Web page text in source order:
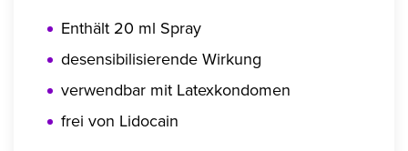
Enthält 20 ml Spray
desensibilisierende Wirkung
verwendbar mit Latexkondomen
frei von Lidocain